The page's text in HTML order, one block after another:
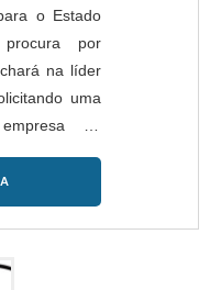
o Estado
por
na líder
uma
do
quesito é
com os
o cliente
com